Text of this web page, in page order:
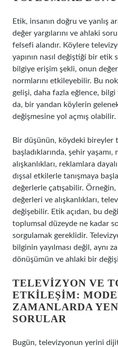
Etik, insanın doğru ve yanlış
değer yargılarını ve ahlaki
felsefi alandır. Köylere
yapının nasıl değiştiği bir etik
bilgiye erişim şekli, onun
normlarını etkileyebilir. Bu
gelişi, daha fazla eğlence,
da, bir yandan köylerin
değişmesine yol açmış olabilir.
Bir düşünün, köydeki bireyler
başladıklarında, şehir
alışkanlıkları, reklamlara
dışsal etkilerle tanışmaya
değerlerle çatışabilir. Örneğin,
değerleri ve alışkanlıkları,
değişebilir. Etik açıdan, bu
toplumsal düzeyde ne kadar
sorgulamak gereklidir.
bilginin yayılması değil, aynı
dönüşümün ve ahlaki bir
TELEVIZYON VE
ETKILEŞIM:
ZAMANLARDA
SORULAR
Bugün, televizyonun yerini